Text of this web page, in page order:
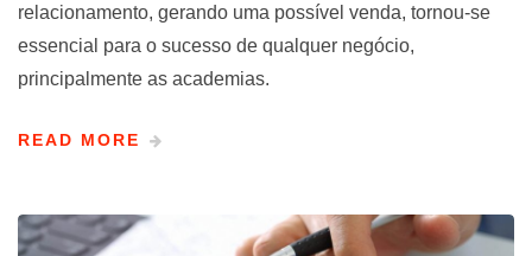
relacionamento, gerando uma possível venda, tornou-se
essencial para o sucesso de qualquer negócio,
principalmente as academias.
READ MORE